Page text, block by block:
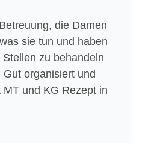
die Damen
sie tun und haben
zu behandeln
organisiert und
und KG Rezept in